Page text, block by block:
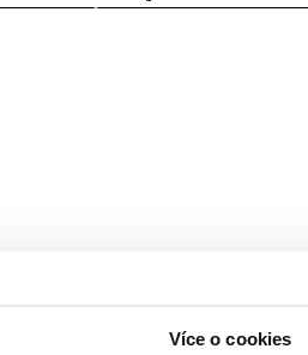
Více o cookies